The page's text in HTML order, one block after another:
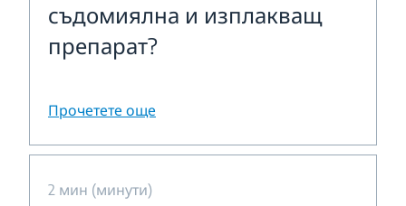
съдомиялна и изплакващ
препарат?
Прочетете още
2 мин (минути)